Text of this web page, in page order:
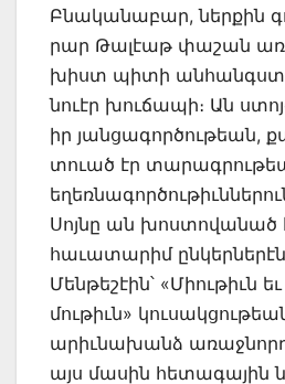
Բնականաբար, ներքին
րար Թալէաթ փաշան
խիստ պիտի
նուէր խուճապի։ Ան
իր յանցագործութեան,
տուած էր
Սոյնը ան խոստո­վանած
հաւատարիմ ընկերներէն
Մենթեշէին՝ «Միութիւն
մութիւն»
արիւնախանձ
այս մասին հետա­գային